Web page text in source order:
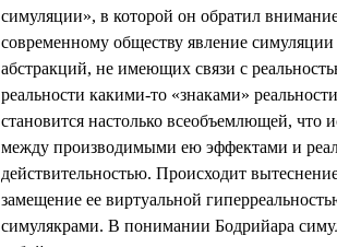
симуляции», в которой он обратил
современному обществу явление
абстракций, не имеющих связи с
реальности какими-то «знаками»
становится настолько всеобъемлющей, что
между производимыми ею эффектами и
действительностью. Происходит
замещение ее виртуальной
симулякрами. В понимании Бодрийара